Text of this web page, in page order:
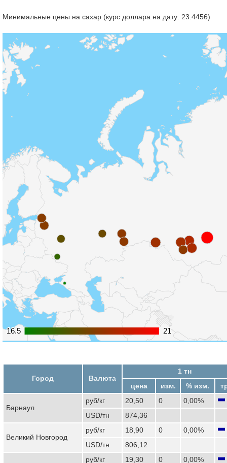
Минимальные цены на сахар (курс доллара на дату: 23.4456)
16.5
16.5 21
21
Город Валюта
1 тн
цена
изм. % изм.
Барнаул
руб/кг 20,50 0
0,00%
USD/тн
874,36
Великий Новгород
руб/кг 18,90 0
0,00%
USD/тн
806,12
руб/кг 19,30 0 0,00%